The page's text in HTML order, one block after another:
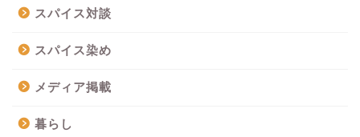
スパイス対談
スパイス染め
メディア掲載
暮らし